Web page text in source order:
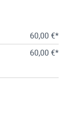
60,00 €*
60,00 €*